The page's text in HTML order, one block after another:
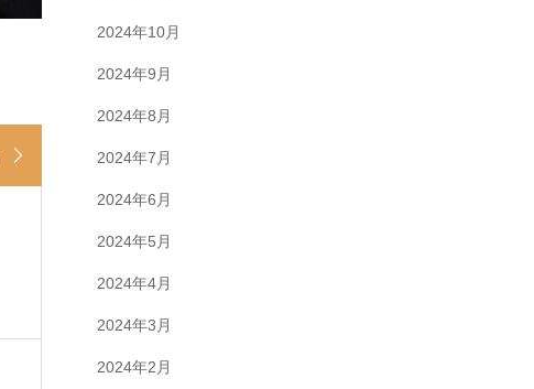
2024年10月
2024年9月
2024年8月
2024年7月
2024年6月
2024年5月
2024年4月
2024年3月
2024年2月